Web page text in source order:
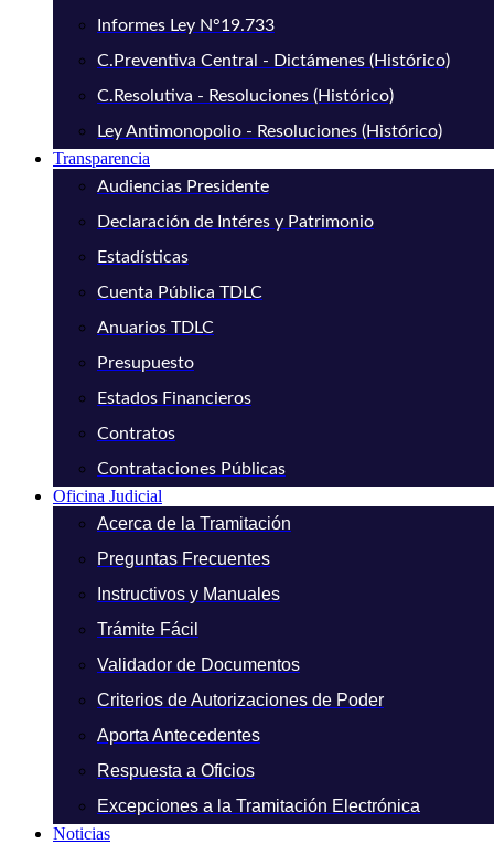
Informes Ley N°19.733
C.Preventiva Central - Dictámenes (Histórico)
C.Resolutiva - Resoluciones (Histórico)
Ley Antimonopolio - Resoluciones (Histórico)
Transparencia
Audiencias Presidente
Declaración de Intéres y Patrimonio
Estadísticas
Cuenta Pública TDLC
Anuarios TDLC
Presupuesto
Estados Financieros
Contratos
Contrataciones Públicas
Oficina Judicial
Acerca de la Tramitación
Preguntas Frecuentes
Instructivos y Manuales
Trámite Fácil
Validador de Documentos
Criterios de Autorizaciones de Poder
Aporta Antecedentes
Respuesta a Oficios
Excepciones a la Tramitación Electrónica
Noticias